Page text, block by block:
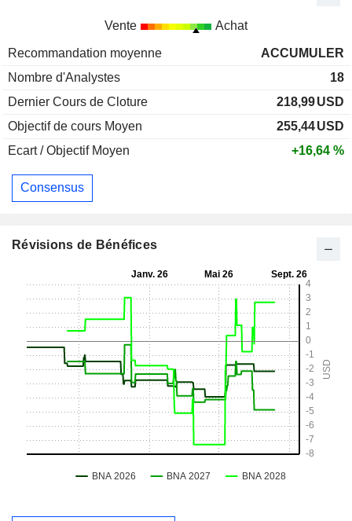
Vente Achat
Recommandation moyenne
ACCUMULER
Nombre d'Analystes
18
Dernier Cours de Cloture
218,99USD
Objectif de cours Moyen
255,44USD
Ecart / Objectif Moyen
+16,64 %
Consensus
Révisions de Bénéfices